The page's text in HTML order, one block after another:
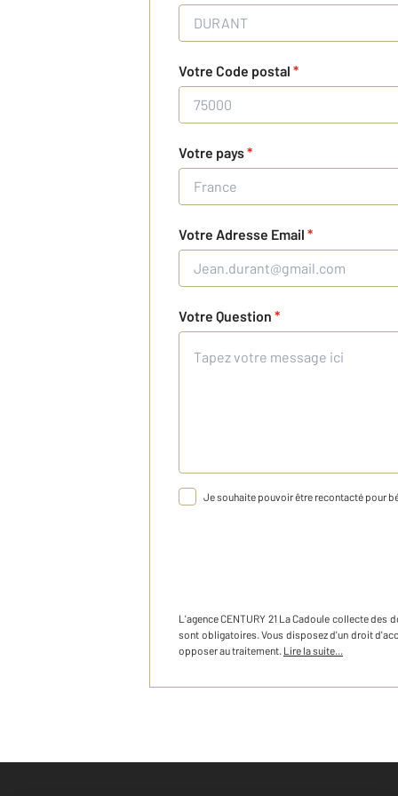
Votre Code postal *
Votre pays*
Votre Adresse Email *
Votre Question *
Je souhaite pouvoir être recontacté pour
L'agenceCENTURY 21 La Cadoule collecte des
sont obligatoires. Vous disposez d'un droit
opposer au traitement. Lire la suite...